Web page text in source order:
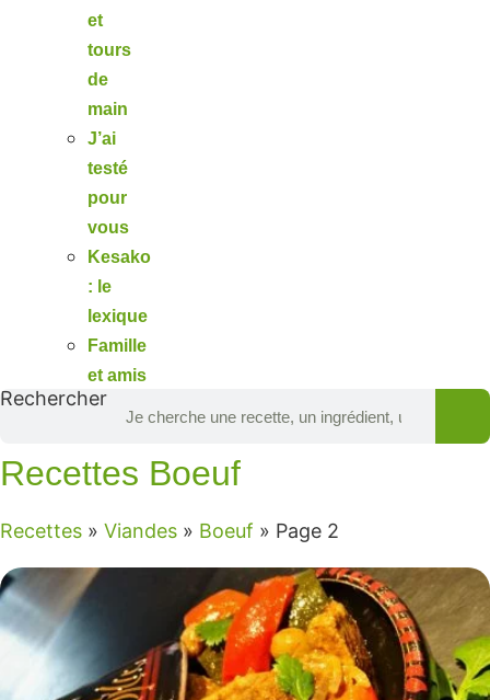
et
tours
de
main
J’ai
testé
pour
vous
Kesako
: le
lexique
Famille
et amis
Rechercher
Recettes Boeuf
Recettes » Viandes » Boeuf » Page 2